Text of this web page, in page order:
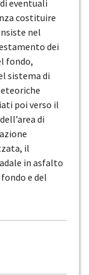
eventuali
costituire
nel
dei
fondo,
sistema di
poi verso il
di
il
in asfalto
e del